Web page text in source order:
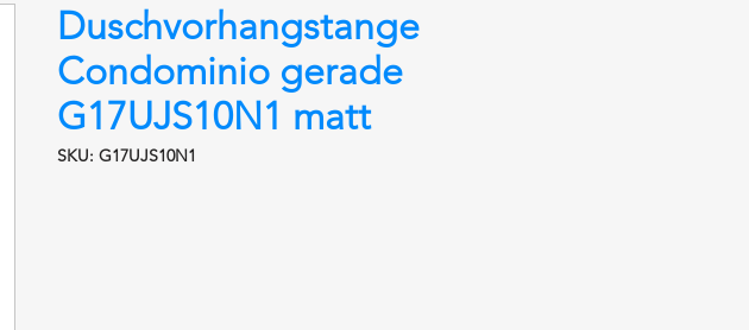
Duschvorhangstange
Condominio gerade
G17UJS10N1 matt
SKU: G17UJS10N1